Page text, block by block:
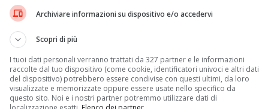
Archiviare informazioni su dispositivo e/o accedervi
Scopri di più
I tuoi dati personali verranno trattati da 327 partner e le informazioni
raccolte dal tuo dispositivo (come cookie, identificatori univoci e altri dati
del dispositivo) potrebbero essere condivise con questi ultimi, da loro
visualizzate e memorizzate oppure essere usate nello specifico da
questo sito. Noi e i nostri partner potremmo utilizzare dati di